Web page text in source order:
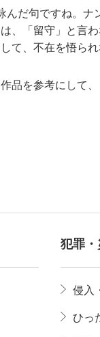
句ですね。ナ
、「留守」と言
て、不在を悟られ
を参考にして
犯罪・
侵入
ひっ